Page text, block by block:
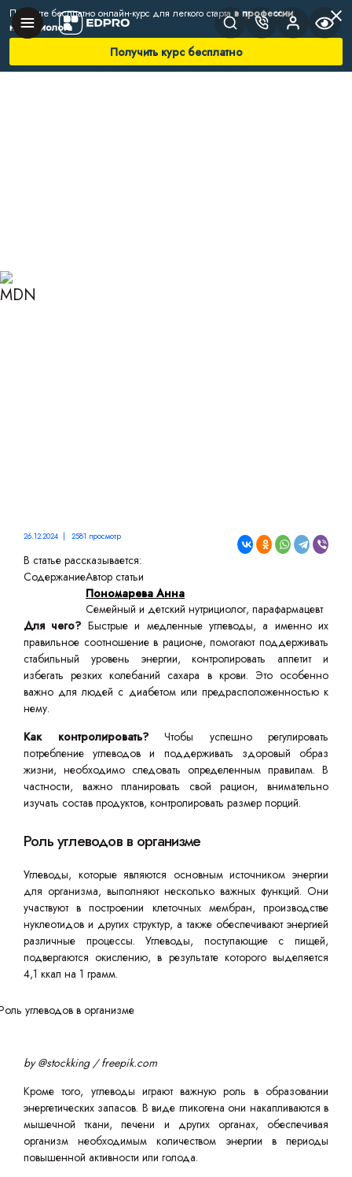
Получите бесплатно онлайн-курс для легкого стартав профессии
нутрициолога
Получить курс бесплатно
26.12.2024 | 2581 просмотр
В статье рассказывается:
СодержаниеАвтор статьи
Пономарева Анна
Семейный и детский нутрициолог, парафармацевт
Для чего? Быстрые и медленные углеводы, а именно их
правильное соотношение в рационе, помогают поддерживать
стабильный уровень энергии, контролировать аппетит и
избегать резких колебаний сахара в крови. Это особенно
важно для людей с диабетом или предрасположенностью к
нему.
Как контролировать?Чтобы успешно регулировать
потребление углеводов и поддерживать здоровый образ
жизни, необходимо следовать определенным правилам. В
частности, важно планировать свой рацион, внимательно
изучать состав продуктов, контролировать размер порций.
Роль углеводов в организме
Углеводы, которые являются основным источником энергии
для организма, выполняют несколько важных функций. Они
участвуют в построении клеточных мембран, производстве
нуклеотидов и других структур, а также обеспечивают энергией
различные процессы. Углеводы, поступающие с пищей,
подвергаются окислению, в результате которого выделяется
4,1 ккал на 1 грамм.
by @stockking/ freepik.com
Кроме того, углеводы играют важную роль в образовании
энергетических запасов. В виде гликогена они накапливаются в
мышечной ткани, печени и других органах, обеспечивая
организм необходимым количеством энергии в периоды
повышенной активности или голода.